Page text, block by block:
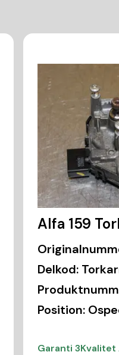
Alfa 159
Delkod:
Position:
Garanti 3Kvalitet